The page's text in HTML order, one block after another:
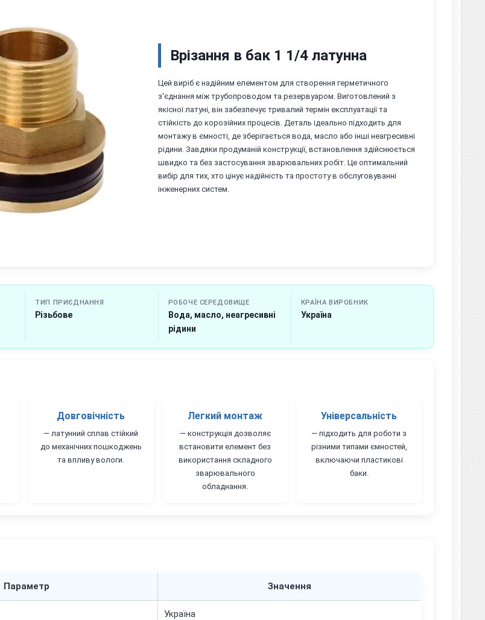
Врізання в бак 1 1/4 латунна
Цей виріб є надійним елементом для створення герметичного
з'єднання між трубопроводом та резервуаром. Виготовлений з
якісної латуні, він забезпечує тривалий термін експлуатації та
стійкість до корозійних процесів. Деталь ідеально підходить для
монтажу в ємності, де зберігається вода, масло або інші неагресивні
рідини. Завдяки продуманій конструкції, встановлення здійснюється
швидко та без застосування зварювальних робіт. Це оптимальний
вибір для тих, хто цінує надійність та простоту в обслуговуванні
інженерних систем.
ТИП ПРИЄДНАННЯ
Різьбове
РОБОЧЕ СЕРЕДОВИЩЕ
Вода, масло, неагресивні
рідини
КРАЇНА ВИРОБНИК
Україна
Довговічність
— латунний сплав стійкий
до механічних пошкоджень
та впливу вологи.
Легкий монтаж
— конструкція дозволяє
встановити елемент без
використання складного
зварювального
обладнання.
Універсальність
— підходить для роботи з
різними типами ємностей,
включаючи пластикові
баки.
Параметр Значення
Україна